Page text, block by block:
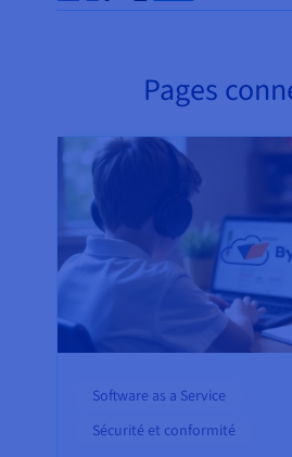
Share on Facebook
Share on Twitter
Share on Linkedin
Pages
Software as a Service
Sécurité et conformité